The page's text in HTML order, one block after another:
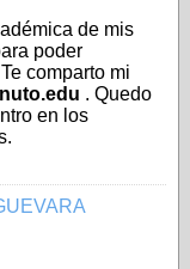
de mis
poder
Te comparto mi
. Quedo
en los